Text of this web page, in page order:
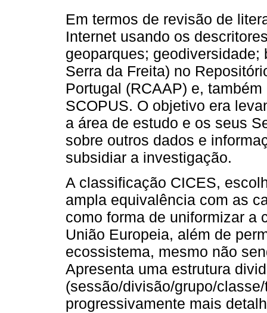
Em termos de revisão de
Internet usando os
geoparques;
Serra da Freita) no
Portugal (RCAAP) e,
SCOPUS. O objetivo era
a área de estudo e os seus
sobre outros dados e
subsidiar a investigação.
A classificação CICES,
ampla equivalência com as
como forma de uniformizar a
União Europeia, além de
ecossistema, mesmo não
Apresenta uma estrutura
(sessão/divisão/grupo/
progressivamente mais